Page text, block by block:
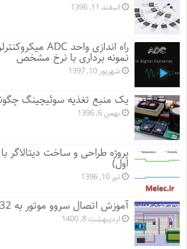
اسفند 11, 1396
نمونه برداری با نرخ مشخص
شهریور 10, 1397
یک منبع تغذیه سوئیچینگ
بهمن 6, 1396
پروژه طراحی و ساخت دیتالاگر
اول)
تیر 10, 1396
آموزش اتصال سروو موتور به STM32
اردیبهشت 8, 1400